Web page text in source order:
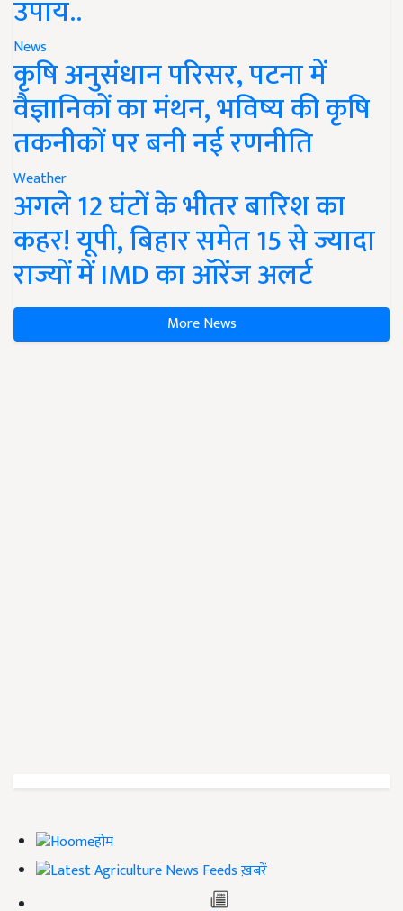
उपाय..
News
कृषि अनुसंधान परिसर, पटना में
वैज्ञानिकों का मंथन, भविष्य की कृषि
तकनीकों पर बनी नई रणनीति
Weather
अगले 12 घंटों के भीतर बारिश का
कहर! यूपी, बिहार समेत 15 से ज्यादा
राज्यों में IMD का ऑरेंज अलर्ट
More News
होम
ख़बरें